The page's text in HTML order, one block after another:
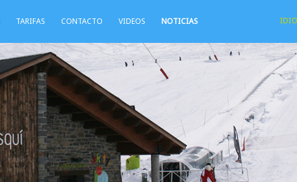
TARIFAS CONTACTO VIDEOS NOTICIAS